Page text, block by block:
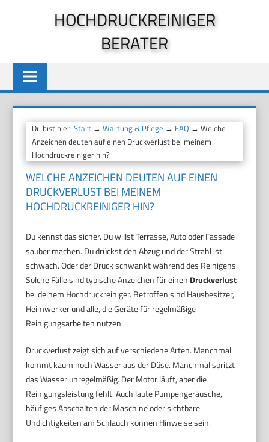
HOCHDRUCKREINIGER
BERATER
Du bist hier:Start →Wartung & Pflege → FAQ → Welche
Anzeichen deuten auf einen Druckverlust bei meinem
Hochdruckreiniger hin?
WELCHE ANZEICHEN DEUTEN AUF EINEN
DRUCKVERLUST BEI MEINEM
HOCHDRUCKREINIGER HIN?
Du kennst das sicher. Du willst Terrasse, Auto oder Fassade
sauber machen. Du drückst den Abzug und der Strahl ist
schwach. Oder der Druck schwankt während des Reinigens.
Solche Fälle sind typische Anzeichen für einen Druckverlust
bei deinem Hochdruckreiniger. Betroffen sind Hausbesitzer,
Heimwerker und alle, die Geräte für regelmäßige
Reinigungsarbeiten nutzen.
Druckverlust zeigt sich auf verschiedene Arten. Manchmal
kommt kaum noch Wasser aus der Düse. Manchmal spritzt
das Wasser unregelmäßig. Der Motor läuft, aber die
Reinigungsleistung fehlt. Auch laute Pumpengeräusche,
häufiges Abschalten der Maschine oder sichtbare
Undichtigkeiten am Schlauch können Hinweise sein.